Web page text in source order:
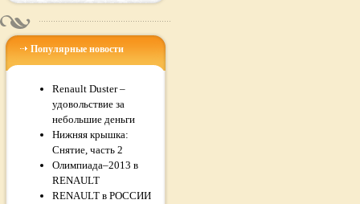
Популярные новости
Renault Duster –
удовольствие за
небольшие деньги
Нижняя крышка:
Снятие, часть 2
Олимпиада–2013 в
RENAULT
RENAULT в РОССИИ